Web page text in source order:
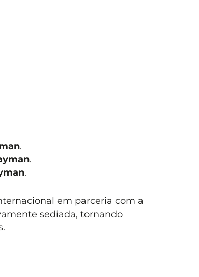
.
.
.
em parceria com a
sediada, tornando